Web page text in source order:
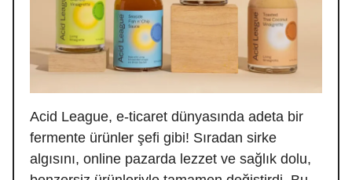
Acid League, e-ticaret dünyasında adeta bir
fermente ürünler şefi gibi! Sıradan sirke
algısını, online pazarda lezzet ve sağlık dolu,